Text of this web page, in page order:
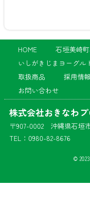
HOME 石垣美崎
いしがきじまヨーグル
取扱商品
採用情報
お問い合わせ
株式会社おきなわ
〒907-0002 沖縄県石
TEL：0980-82-8676
©